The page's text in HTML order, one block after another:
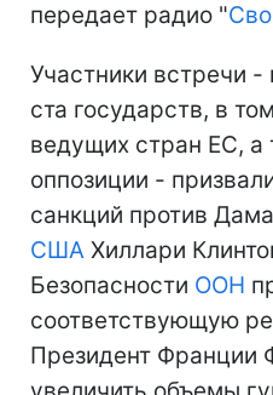
передает радио "
Участники встречи -
ста государств, в
ведущих стран ЕС, а
оппозиции -
санкций против
США Хиллари
Безопасности ООН
соответствующую
Президент Франции